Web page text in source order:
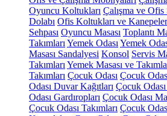
Oyuncu Koltukları Çalışma ve
Dolabı Ofis Koltukları ve
Sehpası Oyuncu Masası Toplantı
Takımları Yemek Odası Yemek
Masası Sandalyesi Konsol Servis
Takımları Yemek Masası ve
Takımları Çocuk Odası Çocuk
Odası Duvar Kağıtları Çocuk
Odası Gardıropları Çocuk Odası
Çocuk Odası Takımları Çocuk